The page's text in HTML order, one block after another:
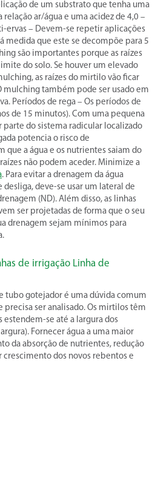
de um substrato que tenha uma
ar/água e uma acidez de 4,0 –
ervas – Devem-se repetir aplicações
medida que este se decompõe para 5
são importantes porque as raízes
do solo. Se houver um elevado
as raízes do mirtilo vão ficar
mulching também pode ser usado em
Períodos de rega – Os períodos de
de 15 minutos). Com uma pequena
do sistema radicular localizado
potencia o risco de
que a água e os nutrientes saiam do
não podem aceder. Minimize a
. Para evitar a drenagem da água
desliga, deve-se usar um lateral de
(ND). Além disso, as linhas
ser projetadas de forma que o seu
drenagem sejam mínimos para
de irrigação Linha de
tubo gotejador é uma dúvida comum
ser analisado. Os mirtilos têm
estendem-se até a largura dos
Fornecer água a uma maior
da absorção de nutrientes, redução
crescimento dos novos rebentos e